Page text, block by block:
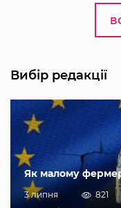
Вибір редакції
Як малому
3 липня 821